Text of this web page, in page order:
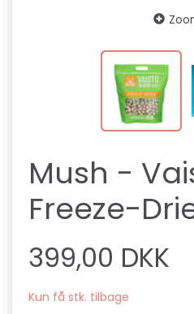
Mush -
Freeze-
399,00 DKK
Kun få stk. tilbage